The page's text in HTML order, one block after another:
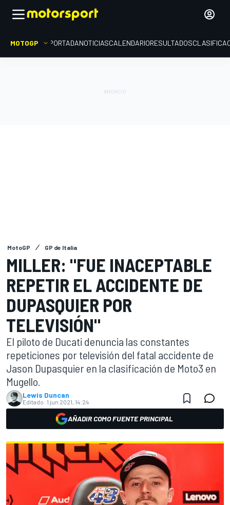
MOTOGP PORTADANOTICIASCALENDARIORESULTADOS
MotoGP GP de Italia
MILLER: "FUE INACEPTABLE
REPETIR EL ACCIDENTE DE
DUPASQUIER POR
TELEVISIÓN"
El piloto de Ducati denuncia las constantes
repeticiones por televisión del fatal accidente de
Jason Dupasquier en la clasificación de Moto3 en
Mugello.
Lewis Duncan
Editado: 1 jun 2021, 14:24
AÑADIR COMO FUENTE PRINCIPAL